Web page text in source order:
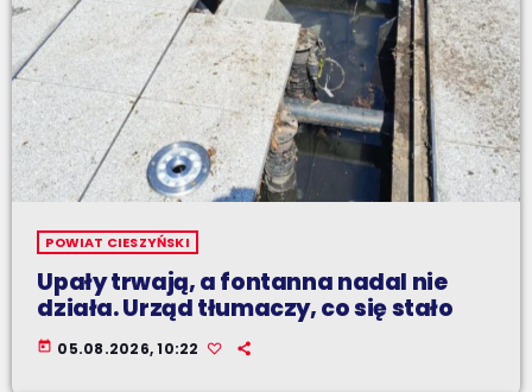
POWIAT CIESZYŃSKI
Upały trwają, a fontanna nadal nie
działa. Urząd tłumaczy, co się stało
today 05.08.2026, 10:22